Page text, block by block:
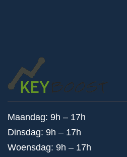
Maandag: 9h – 17h
Dinsdag: 9h – 17h
Woensdag: 9h – 17h